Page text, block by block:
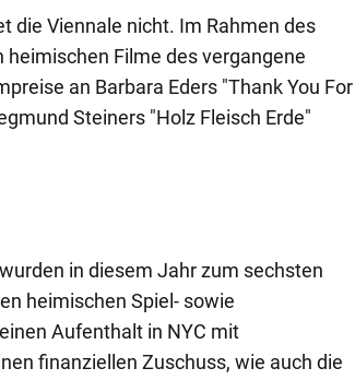
die Viennale nicht. Im Rahmen des
Filme des vergangene
an Barbara Eders "Thank You For
Steiners "Holz Fleisch Erde"
in diesem Jahr zum sechsten
heimischen Spiel- sowie
Aufenthalt in NYC mit
finanziellen Zuschuss, wie auch die